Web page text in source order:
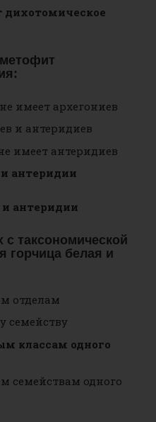
дихотомическое
имеет архегониев
и антеридиев
имеет антеридиев
антеридии
антеридии
с таксономической
горчица белая и
отделам
семейству
классам одного
семействам одного